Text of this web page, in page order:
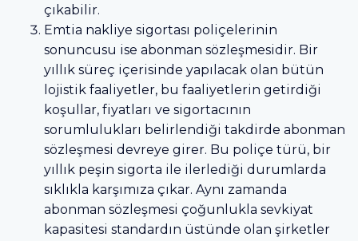
çıkabilir.
Emtia nakliye sigortası poliçelerinin
sonuncusu ise abonman sözleşmesidir. Bir
yıllık süreç içerisinde yapılacak olan bütün
lojistik faaliyetler, bu faaliyetlerin getirdiği
koşullar, fiyatları ve sigortacının
sorumlulukları belirlendiği takdirde abonman
sözleşmesi devreye girer. Bu poliçe türü, bir
yıllık peşin sigorta ile ilerlediği durumlarda
sıklıkla karşımıza çıkar. Aynı zamanda
abonman sözleşmesi çoğunlukla sevkiyat
kapasitesi standardın üstünde olan şirketler